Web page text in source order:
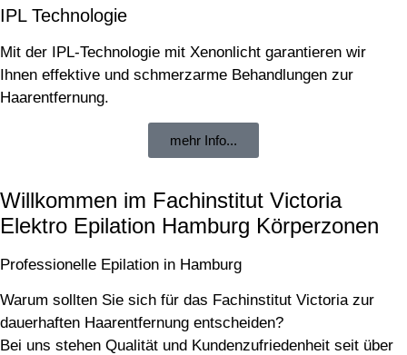
IPL Technologie
Mit der IPL-Technologie mit Xenonlicht garantieren wir
Ihnen effektive und schmerzarme Behandlungen zur
Haarentfernung.
mehr Info...
Willkommen im Fachinstitut Victoria
Elektro Epilation Hamburg Körperzonen
Professionelle Epilation in Hamburg
Warum sollten Sie sich für das Fachinstitut Victoria zur
dauerhaften Haarentfernung entscheiden?
Bei uns stehen Qualität und Kundenzufriedenheit seit über